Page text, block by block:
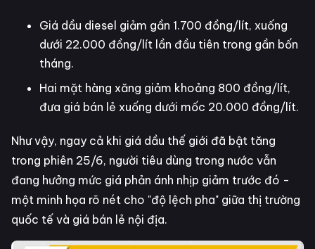
Giá dầu diesel giảm gần 1.700 đồng/lít, xuống
dưới 22.000 đồng/lít lần đầu tiên trong gần bốn
tháng.
Hai mặt hàng xăng giảm khoảng 800 đồng/lít,
đưa giá bán lẻ xuống dưới mốc 20.000 đồng/lít.
Như vậy, ngay cả khi giá dầu thế giới đã bật tăng
trong phiên 25/6, người tiêu dùng trong nước vẫn
đang hưởng mức giá phản ánh nhịp giảm trước đó -
một minh họa rõ nét cho "độ lệch pha" giữa thị trường
quốc tế và giá bán lẻ nội địa.